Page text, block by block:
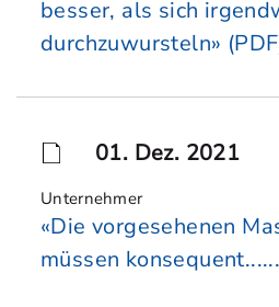
besser, als sich
durchzuwursteln»
«Die vorgesehenen
müssen
Unternehmer
01. Dez. 2021